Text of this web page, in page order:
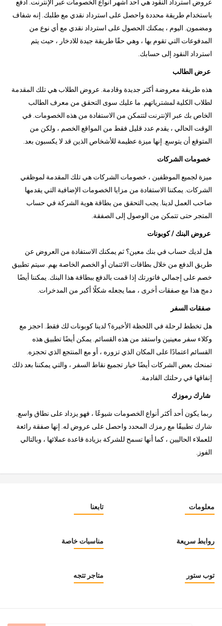
عروض استرداد النقود هي أحد أشهر أنواع الخصومات عبر الإنترنت. ادفع
باستخدام طريقة محددة واحصل على استرداد نقدي مع طلبك. إنه شفاف
ومضمون. اليوم ، يمكنك الحصول على استرداد نقدي مع أي نوع من
المدفوعات التي تقوم بها ، وهي حقًا طريقة جيدة للادخار ، حيث يتم
استرداد النقود إلى حسابك.
عرض الطالب
هذه طريقة معروضة أكثر جديدة وقادمة. عروض الطلاب هي تلك المقدمة
لطلاب الكلية لمشترياتهم. ما عليك سوى التحقق من معرف الطالب
الخاص بك عبر الإنترنت لتتمكن من الاستفادة من هذه الخصومات. في
الوقت الحالي ، يقدم عدد قليل فقط من المواقع الخصم ، ولكن من
المتوقع أن يتوسع. إنها ميزة عظيمة للأشخاص الذين قد لا يكسبون بعد.
خصومات الشركات
ميزة لجميع الموظفين ، خصومات الشركات هي تلك المقدمة لموظفي
الشركات. يمكننا الاستفادة من مزايا الخصومات الإضافية التي يقدمها
صاحب العمل لدينا. يجب التحقق من بطاقة هوية الشركة في حساب
المتجر حتى تتمكن من الوصول إلى الصفقة.
عروض البنك / كوبونات
هل لديك حساب في بنك معين؟ ثم يمكنك الاستفادة من العروض عن
طريق الدفع من خلال بطاقات الائتمان أو الخصم الخاصة بهم. سيتم تطبيق
خصم على إجمالي فاتورتك إذا قمت بالدفع ببطاقة هذا البنك. يمكننا أيضًا
دمج هذا مع صفقات أخرى ، مما يجعله شكلًا أكبر من المدخرات.
صفقات السفر
هل تخطط لرحلة في اللحظة الأخيرة؟ لدينا كوبونات لك فقط. احجز مع
وكلاء سفر معينين واستفد من هذه القسائم. يمكن أيضًا تطبيق هذه
القسائم اعتمادًا على المكان الذي تزوره ، أو مع المنتجع الذي تحجزه.
تمنحك بعض الشركات أيضًا خيار تجميع نقاط السفر ، والتي يمكننا بعد ذلك
إنفاقها في رحلتك القادمة.
شارك رموزك
ربما يكون أحد أكثر أنواع الخصومات شيوعًا ، فهو يزداد على نطاق واسع.
شارك تطبيقًا مع رمزك المحدد واحصل على عروض له. إنها صفقة رائعة
للعملاء الحاليين ، كما أنها تسمح للشركة بزيادة قاعدة عملائها ، وبالتالي
الفوز.
تابعنا معلومات
مناسبات خاصة روابط سريعة
متاجر تتجه توب ستور